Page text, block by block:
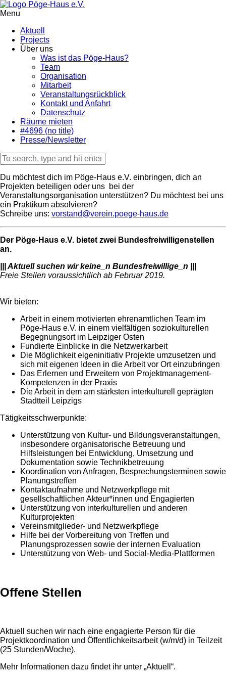
Menu
Aktuell
Projects
Über uns
Was ist das Pöge-Haus?
Team
Organisation
Mitarbeit
Veranstaltungsrückblick
Kontakt und Anfahrt
Datenschutz
Räume mieten
#4696 (no title)
Presse/Newsletter
Du möchtest dich im Pöge-Haus e.V. einbringen, dich an
Projekten beteiligen oder uns bei der
Veranstaltungsorganisation unterstützen? Du möchtest bei uns
ein Praktikum absolvieren?
Schreibe uns: vorstand@verein.poege-haus.de
Der Pöge-Haus e.V. bietet zwei Bundesfreiwilligenstellen
an.
||| Aktuell suchen wir keine_n Bundesfreiwillige_n |||
Freie Stellen voraussichtlich ab Februar 2019.
Wir bieten:
Arbeit in einem motivierten ehrenamtlichen Team im
Pöge-Haus e.V. in einem vielfältigen soziokulturellen
Begegnungsort im Leipziger Osten
Fundierte Einblicke in die Netzwerkarbeit
Die Möglichkeit eigeninitiativ Projekte umzusetzen und
sich mit eigenen Ideen in die Arbeit vor Ort einzubringen
Das Erlernen und Erweitern von Projektmanagement-
Kompetenzen in der Praxis
Die Arbeit in dem am stärksten interkulturell geprägten
Stadtteil Leipzigs
Tätigkeitsschwerpunkte:
Unterstützung von Kultur- und Bildungsveranstaltungen,
insbesondere organisatorische Betreuung und
Hilfsleistungen bei Entwicklung, Umsetzung und
Dokumentation sowie Technikbetreuung
Koordination von Anfragen, Besprechungsterminen sowie
Planungstreffen
Kontaktaufnahme und Netzwerkpflege mit
gesellschaftlichen Akteur*innen und Engagierten
Unterstützung von interkulturellen und anderen
Kulturprojekten
Vereinsmitglieder- und Netzwerkpflege
Hilfe bei der Vorbereitung von Treffen und
Planungsprozessen sowie der internen Evaluation
Unterstützung von Web- und Social-Media-Plattformen
Offene Stellen
Aktuell suchen wir nach eine engagierte Person für die
Projektkoordination und Öffentlichkeitsarbeit (w/m/d) in Teilzeit
(25 Stunden/Woche).
Mehr Informationen dazu findet ihr unter „Aktuell“.